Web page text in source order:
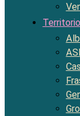
Territorio